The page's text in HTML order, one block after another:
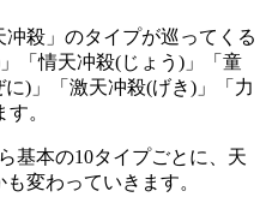
殺」のタイプが巡ってくる
「情天冲殺(じょう)」「童
)」「激天冲殺(げき)」「力
。
基本の10タイプごとに、天
変わっていきます。